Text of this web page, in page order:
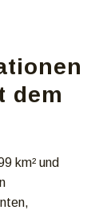
dem
km² und